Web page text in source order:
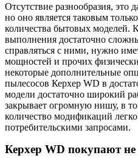
Отсутствие разнообразия, это
но оно является таковым
количества бытовых моделей.
выполнения достаточно
справляться с ними, нужно
мощностей и прочих
некоторые дополнительные
пылесосов Керхер WD в
модели достаточно широкий
закрывает огромную нишу, в
количество модификаций легко
потребительскими запросами.
Керхер WD покупают не